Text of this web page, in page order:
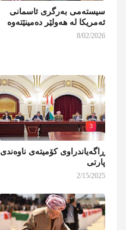
سیستەمی بەرگری ئاسمانی
ئەمریکا لە هەولێر دەمینێتەوە
8/02/2026
3
ڕاگەیاندراوی کۆمیتەی ناوەندی
پارتی
2/15/2025